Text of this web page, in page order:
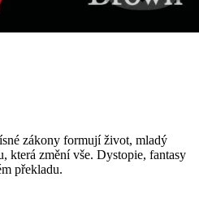
zákony formují život, mladý
která změní vše. Dystopie, fantasy
překladu.